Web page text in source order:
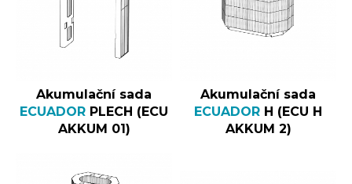
Akumulační sada
ECUADOR PLECH (ECU
AKKUM 01)
Akumulační sada
ECUADOR H (ECU H
AKKUM 2)